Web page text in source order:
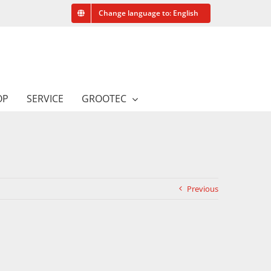
Change language to: English
SERVICE GROOTEC
Previous